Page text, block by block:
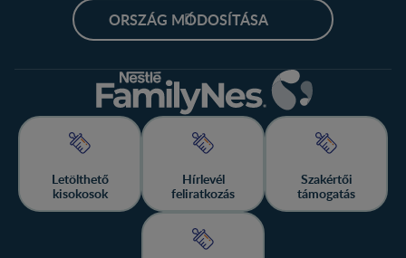
ORSZÁG MÓDOSÍTÁSA
Letölthető
kisokosok
Hírlevél
feliratkozás
Szakértői
támogatás